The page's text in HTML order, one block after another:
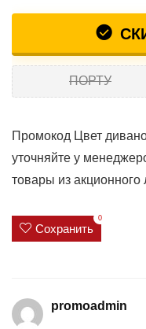
ПОРТУ
Промокод Цвет
уточняйте у
товары из акционного
Сохранить
0
promoadmin